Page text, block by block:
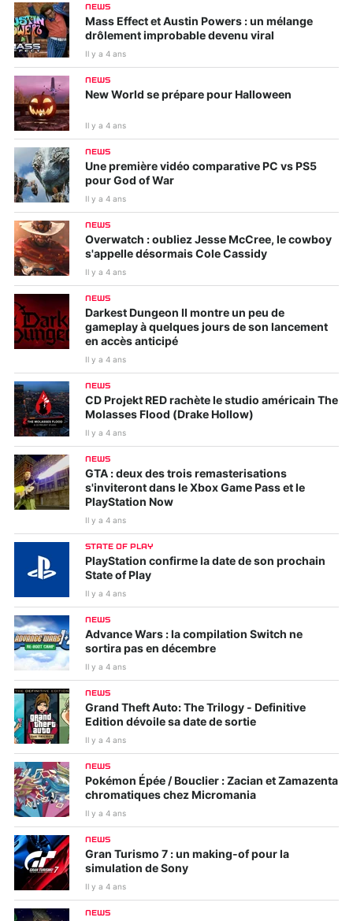
NEWS
Mass Effect et Austin Powers : un mélange
drôlement improbable devenu viral
Il y a 4 ans
NEWS
New World se prépare pour Halloween
Il y a 4 ans
NEWS
Une première vidéo comparative PC vs PS5
pour God of War
Il y a 4 ans
NEWS
Overwatch : oubliez Jesse McCree, le cowboy
s'appelle désormais Cole Cassidy
Il y a 4 ans
NEWS
Darkest Dungeon II montre un peu de
gameplay à quelques jours de son lancement
en accès anticipé
Il y a 4 ans
NEWS
CD Projekt RED rachète le studio américain The
Molasses Flood (Drake Hollow)
Il y a 4 ans
NEWS
GTA : deux des trois remasterisations
s'inviteront dans le Xbox Game Pass et le
PlayStation Now
Il y a 4 ans
STATE OF PLAY
PlayStation confirme la date de son prochain
State of Play
Il y a 4 ans
NEWS
Advance Wars : la compilation Switch ne
sortira pas en décembre
Il y a 4 ans
NEWS
Grand Theft Auto: The Trilogy - Definitive
Edition dévoile sa date de sortie
Il y a 4 ans
NEWS
Pokémon Épée / Bouclier : Zacian et Zamazenta
chromatiques chez Micromania
Il y a 4 ans
NEWS
Gran Turismo 7 : un making-of pour la
simulation de Sony
Il y a 4 ans
NEWS